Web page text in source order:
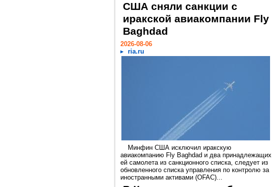
США сняли санкции с
иракской авиакомпании Fly
Baghdad
2026-08-06
ria.ru
Минфин США исключил иракскую
авиакомпанию Fly Baghdad и два принадлежащих
ей самолета из санкционного списка, следует из
обновленного списка управления по контролю за
иностранными активами (OFAC)...